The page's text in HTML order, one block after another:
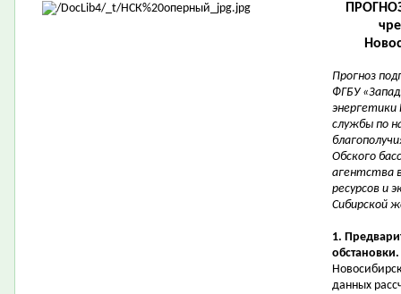
Прогноз
ФГБУ
энергетики
службы по
Обского
агентства
ресурсов и
Сибирской
1.
обстановки.
данных